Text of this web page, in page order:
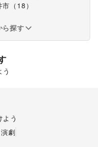
市 （ 18 ）
ら探す
う
示会・個展
劇